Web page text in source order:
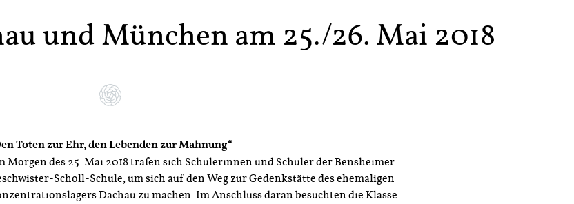
und München am 25./26. Mai 2018
Toten zur Ehr, den Lebenden zur Mahnung“
Morgen des 25. Mai 2018 trafen sich Schülerinnen und Schüler der Bensheimer
Scholl-Schule, um sich auf den Weg zur Gedenkstätte des ehemaligen
Dachau zu machen. Im Anschluss daran besuchten die Klasse